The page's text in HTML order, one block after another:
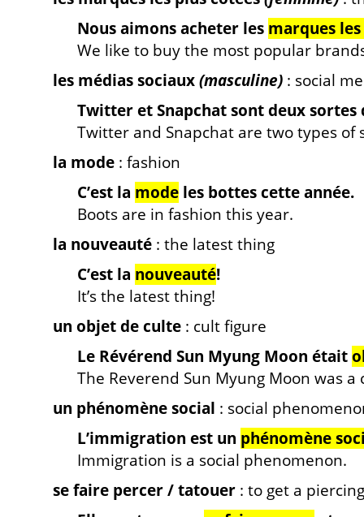
Nous aimons acheter les marques
We like to buy the most popular
les médias sociaux(masculine) : social
Twitter et Snapchat sont deux sortes
Twitter and Snapchat are two types of
la mode : fashion
C’est la mode les bottes cette année.
Boots are in fashion this year.
la nouveauté : the latest thing
C’est la nouveauté!
It’s the latest thing!
un objet de culte : cult figure
Le Révérend Sun Myung Moon était
The Reverend Sun Myung Moon was a
un phénomène social : social
L’immigration est un phénomène
Immigration is a social phenomenon.
se faire percer/ tatouer : to get a